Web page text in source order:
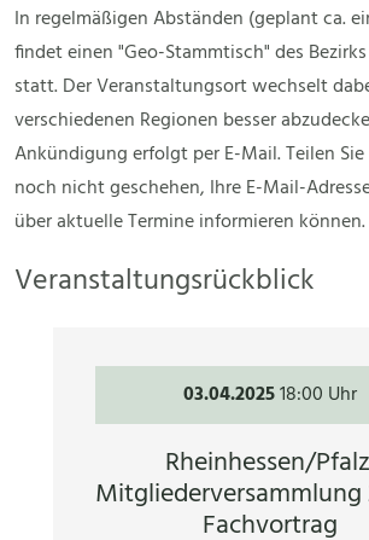
In regelmäßigen Abständen (geplant ca.
findet einen "Geo-Stammtisch" des
statt. Der Veranstaltungsort wechselt
verschiedenen Regionen besser
Ankündigung erfolgt per E-Mail. Teilen
noch nicht geschehen, Ihre E-Mail-
über aktuelle Termine informieren können.
Veranstaltungsrückblick
03.04.202518:00 Uhr
Rheinhessen/
Mitgliederversammlung
Fachvortrag